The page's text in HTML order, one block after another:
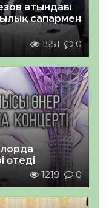
атындағы
сапармен
1551 0
өтеді
1219 0